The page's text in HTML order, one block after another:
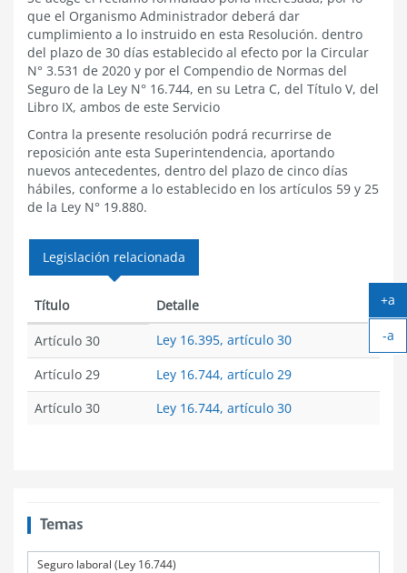
que el Organismo Administrador deberá dar
cumplimiento a lo instruido en esta Resolución. dentro
del plazo de 30 días establecido al efecto por la Circular
N° 3.531 de 2020 y por el Compendio de Normas del
Seguro de la Ley N° 16.744, en su Letra C, del Título V, del
Libro IX, ambos de este Servicio
Contra la presente resolución podrá recurrirse de
reposición ante esta Superintendencia, aportando
nuevos antecedentes, dentro del plazo de cinco días
hábiles, conforme a lo establecido en los artículos 59 y 25
de la Ley N° 19.880.
Legislación relacionada
Título Detalle
Artículo 30
Ley 16.395, artículo 30
Artículo 29
Ley 16.744, artículo 29
Artículo 30
Ley 16.744, artículo 30
Temas
Seguro laboral (Ley 16.744)
+a
-a